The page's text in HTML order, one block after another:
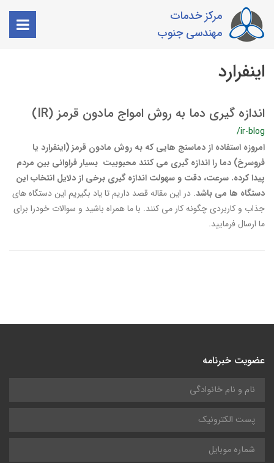
مرکز خدمات
مهندسی جنوب
اینفرارد
اندازه گیری دما به روش امواج مادون قرمز (IR)
/ir-blog
امروزه استفاده از دماسنج هایی که به روش مادون قرمز (اینفرارد یا
فروسرخ) دما را اندازه گیری می کنند محبوبیت بسیار فراوانی بین مردم
پیدا کرده. سرعت، دقت و سهولت اندازه گیری برخی از دلایل انتخاب این
دستگاه ها می باشد. در این مقاله قصد داریم تا یاد بگیریم این دستگاه های
جذاب و کاربردی چگونه کار می کنند. با ما همراه باشید و سوالات خودرا برای
ما ارسال فرمایید.
عضویت خبرنامه